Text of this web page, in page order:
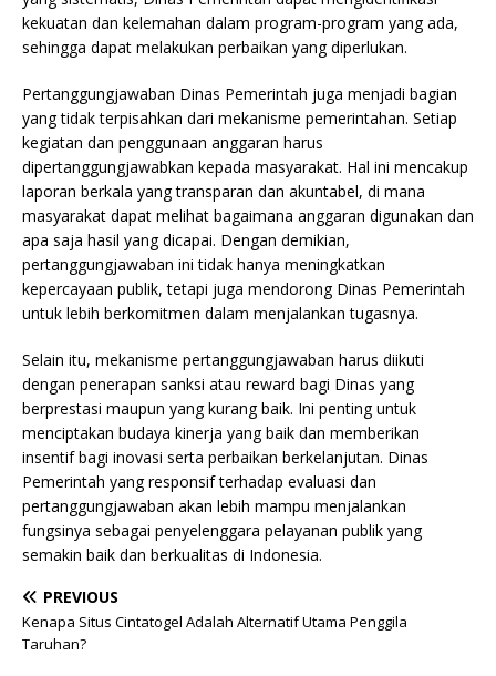
kekuatan dan kelemahan dalam program-program yang ada,
sehingga dapat melakukan perbaikan yang diperlukan.
Pertanggungjawaban Dinas Pemerintah juga menjadi bagian
yang tidak terpisahkan dari mekanisme pemerintahan. Setiap
kegiatan dan penggunaan anggaran harus
dipertanggungjawabkan kepada masyarakat. Hal ini mencakup
laporan berkala yang transparan dan akuntabel, di mana
masyarakat dapat melihat bagaimana anggaran digunakan dan
apa saja hasil yang dicapai. Dengan demikian,
pertanggungjawaban ini tidak hanya meningkatkan
kepercayaan publik, tetapi juga mendorong Dinas Pemerintah
untuk lebih berkomitmen dalam menjalankan tugasnya.
Selain itu, mekanisme pertanggungjawaban harus diikuti
dengan penerapan sanksi atau reward bagi Dinas yang
berprestasi maupun yang kurang baik. Ini penting untuk
menciptakan budaya kinerja yang baik dan memberikan
insentif bagi inovasi serta perbaikan berkelanjutan. Dinas
Pemerintah yang responsif terhadap evaluasi dan
pertanggungjawaban akan lebih mampu menjalankan
fungsinya sebagai penyelenggara pelayanan publik yang
semakin baik dan berkualitas di Indonesia.
PREVIOUS
Kenapa Situs Cintatogel Adalah Alternatif Utama Penggila
Taruhan?